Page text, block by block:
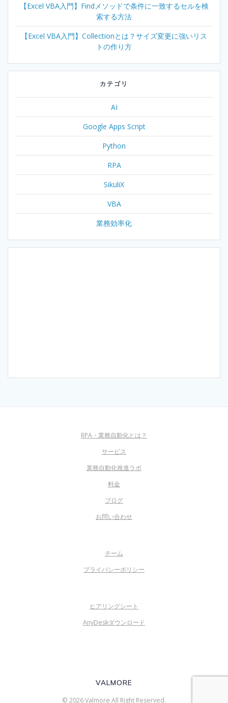
【Excel VBA入門】Findメソッドで条件に一致するセルを検
索する方法
【Excel VBA入門】Collectionとは？サイズ変更に強いリス
トの作り方
カテゴリ
AI
Google Apps Script
Python
RPA
SikuliX
VBA
業務効率化
VALMORE
© 2026 Valmore All Right Reserved.
RPA・業務自動化とは？
サービス
業務自動化推進ラボ
料金
ブログ
お問い合わせ
チーム
プライバシーポリシー
ヒアリングシート
AnyDeskダウンロード